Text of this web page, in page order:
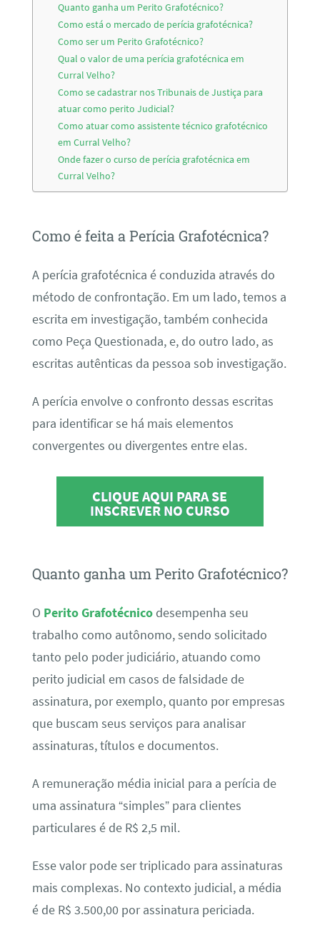
Quanto ganha um Perito Grafotécnico?
Como está o mercado de perícia grafotécnica?
Como ser um Perito Grafotécnico?
Qual o valor de uma perícia grafotécnica em
Curral Velho?
Como se cadastrar nos Tribunais de Justiça para
atuar como perito Judicial?
Como atuar como assistente técnico grafotécnico
em Curral Velho?
Onde fazer o curso de perícia grafotécnica em
Curral Velho?
Como é feita a Perícia Grafotécnica?
A perícia grafotécnica é conduzida através do
método de confrontação. Em um lado, temos a
escrita em investigação, também conhecida
como Peça Questionada, e, do outro lado, as
escritas autênticas da pessoa sob investigação.
A perícia envolve o confronto dessas escritas
para identificar se há mais elementos
convergentes ou divergentes entre elas.
CLIQUE AQUI PARA SE
INSCREVER NO CURSO
Quanto ganha um Perito Grafotécnico?
O Perito Grafotécnicodesempenha seu
trabalho como autônomo, sendo solicitado
tanto pelo poder judiciário, atuando como
perito judicial em casos de falsidade de
assinatura, por exemplo, quanto por empresas
que buscam seus serviços para analisar
assinaturas, títulos e documentos.
A remuneração média inicial para a perícia de
uma assinatura “simples” para clientes
particulares é de R$ 2,5 mil.
Esse valor pode ser triplicado para assinaturas
mais complexas. No contexto judicial, a média
é de R$ 3.500,00 por assinatura periciada.